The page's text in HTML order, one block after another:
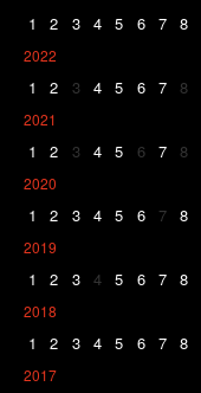
1 2 3 4 5 6 7 8
2022
1 2 3 4 5 6 7 8
2021
1 2 3 4 5 6 7 8
2020
1 2 3 4 5 6 7 8
2019
1 2 3 4 5 6 7 8
2018
1 2 3 4 5 6 7 8
2017